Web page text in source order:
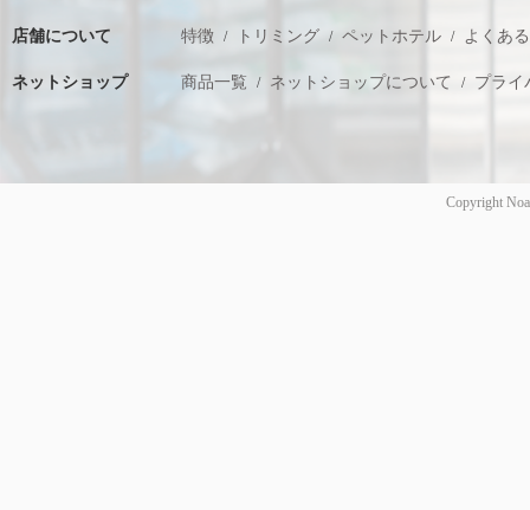
店舗について 特徴 トリミング ペットホテル よくあ
ネットショップ 商品一覧 ネットショップについて プライ
Copyright